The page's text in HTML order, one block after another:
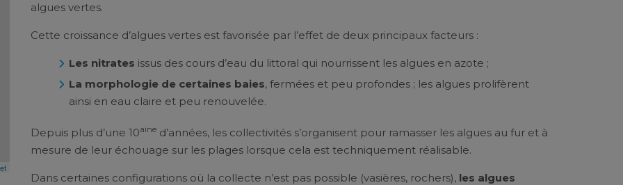
algues vertes.
Cette croissance d’algues vertes est favorisée par l’effet de deux principaux facteurs :
Les nitrates issus des cours d’eau du littoral qui nourrissent les algues en azote ;
La morphologie de certaines baies, fermées et peu profondes ; les algues prolifèrent
ainsi en eau claire et peu renouvelée.
Depuis plus d’une 10aine d’années, les collectivités s’organisent pour ramasser les algues au fur et à
mesure de leur échouage sur les plages lorsque cela est techniquement réalisable.
Dans certaines configurations où la collecte n’est pas possible (vasières, rochers), les algues